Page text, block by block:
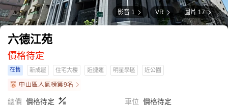
影音 1 VR 圖片 17
六德江苑
價格待定
在售 新成屋 住宅大樓 近捷運 明星學區 近公園
中山區人氣榜第9名
總價 價格待定 車位 價格待定